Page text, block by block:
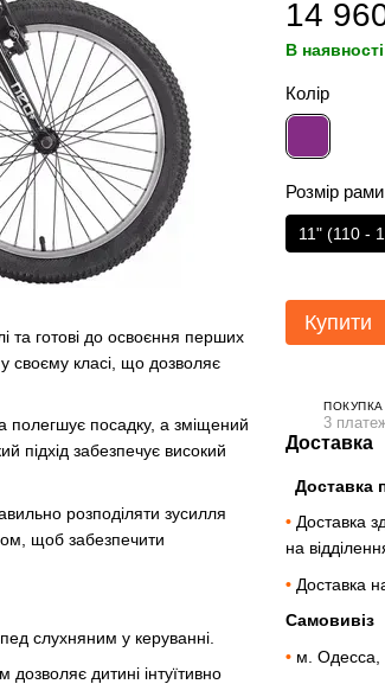
та готові до освоєння перших
своєму класі, що дозволяє
полегшує посадку, а зміщений
підхід забезпечує високий
розподіляти зусилля
щоб забезпечити
слухняним у керуванні.
дитині інтуїтивно
14
В наявності
Колір
Розмір рами
11" (110 -
Купити
3
Доставка
Доставка
• Доставка
на
• Доставка
Самовивіз
• м. Одесса,